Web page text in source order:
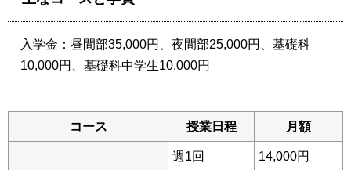
入学金：昼間部35,000円、夜間部25,000円、基礎科
10,000円、基礎科中学生10,000円
コース 授業日程 月額
週1回 14,000円